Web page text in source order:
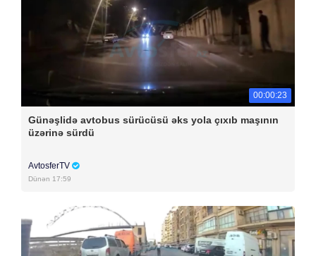
00:00:23
Günəşlidə avtobus sürücüsü əks yola çıxıb maşının
üzərinə sürdü
AvtosferTV
Dünən 17:59